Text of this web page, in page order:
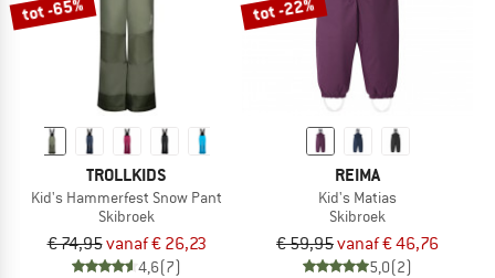
tot -65%
TROLLKIDS
Kid's Hammerfest Snow Pant
Skibroek
€ 74,95vanaf € 26,23
4,6(7)
tot -22%
REIMA
Kid's Matias
Skibroek
€ 59,95vanaf € 46,76
5,0(2)